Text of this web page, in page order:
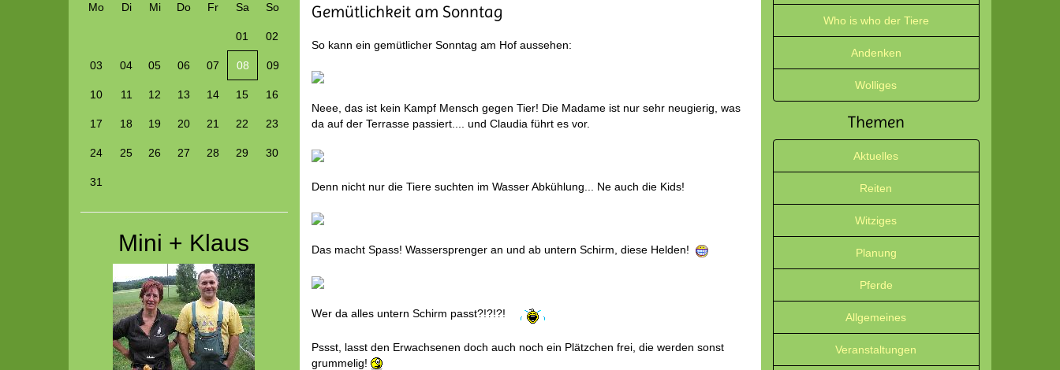
Gemütlichkeit am Sonntag
So kann ein gemütlicher Sonntag am Hof aussehen:
Neee, das ist kein Kampf Mensch gegen Tier! Die Madame ist nur sehr neugierig, was
da auf der Terrasse passiert.... und Claudia führt es vor.
Denn nicht nur die Tiere suchten im Wasser Abkühlung... Ne auch die Kids!
Das macht Spass! Wassersprenger an und ab untern Schirm, diese Helden!
Wer da alles untern Schirm passt?!?!?!
Pssst, lasst den Erwachsenen doch auch noch ein Plätzchen frei, die werden sonst
grummelig!
Mo Di Mi Do Fr Sa So
01 02
03 04 05 06 07 08 09
10 11 12 13 14 15 16
17 18 19 20 21 22 23
24 25 26 27 28 29 30
31
Mini + Klaus
Who is who der Tiere
Andenken
Wolliges
Themen
Aktuelles
Reiten
Witziges
Planung
Pferde
Allgemeines
Veranstaltungen